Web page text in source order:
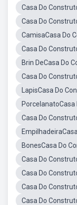
Casa Do
Casa Do
CamisaCasa Do
Casa Do
Brin DeCasa Do
Casa Do
LapisCasa Do
Casa Do
BonesCasa Do
Casa Do
Casa Do
Casa Do
Casa Do